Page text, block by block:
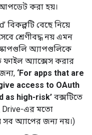
আপডেট করা হয়।
বেছে নিয়ে
শ্রেণীবদ্ধ নয় এমন
অ্যাপগুলিকে
ফাইল অ্যাক্সেস করার
‘For apps that are
access to OAuth
as high-risk’ বক্সটিতে
Drive-এর মতো
সব অ্যাপের জন্য নয়।)